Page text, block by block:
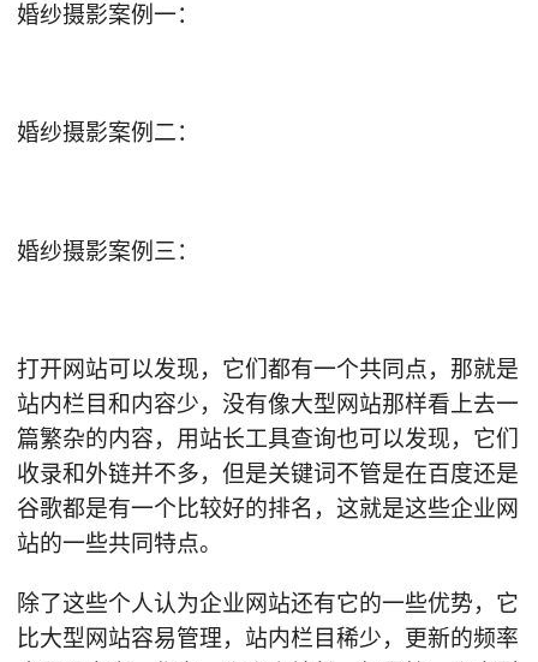
婚纱摄影案例一：
婚纱摄影案例二：
婚纱摄影案例三：
打开网站可以发现，它们都有一个共同点，那就是
站内栏目和内容少，没有像大型网站那样看上去一
篇繁杂的内容，用站长工具查询也可以发现，它们
收录和外链并不多，但是关键词不管是在百度还是
谷歌都是有一个比较好的排名，这就是这些企业网
站的一些共同特点。
除了这些个人认为企业网站还有它的一些优势，它
比大型网站容易管理，站内栏目稀少，更新的频率